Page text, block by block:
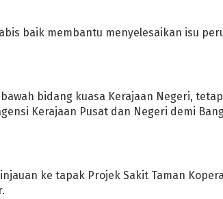
baik membantu menyelesaikan isu
bidang kuasa Kerajaan Negeri,
Kerajaan Pusat dan Negeri demi
ke tapak Projek Sakit Taman